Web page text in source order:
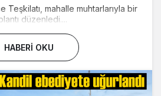
Teşkilatı, mahalle muhtarlarıyla bir
düzenledi....
HABERI OKU